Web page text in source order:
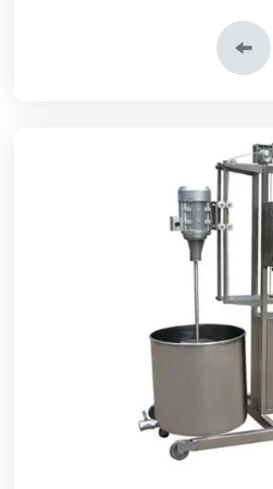
بفتات الخبز و آلة تغطية اللحوم
بالطحين.